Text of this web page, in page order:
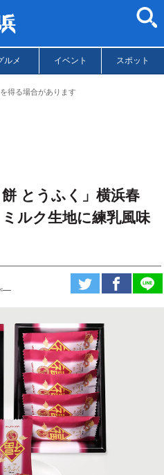
ルメ イベント スポット
得る場合があります
とうふく」横浜春
ルク生地に練乳風味